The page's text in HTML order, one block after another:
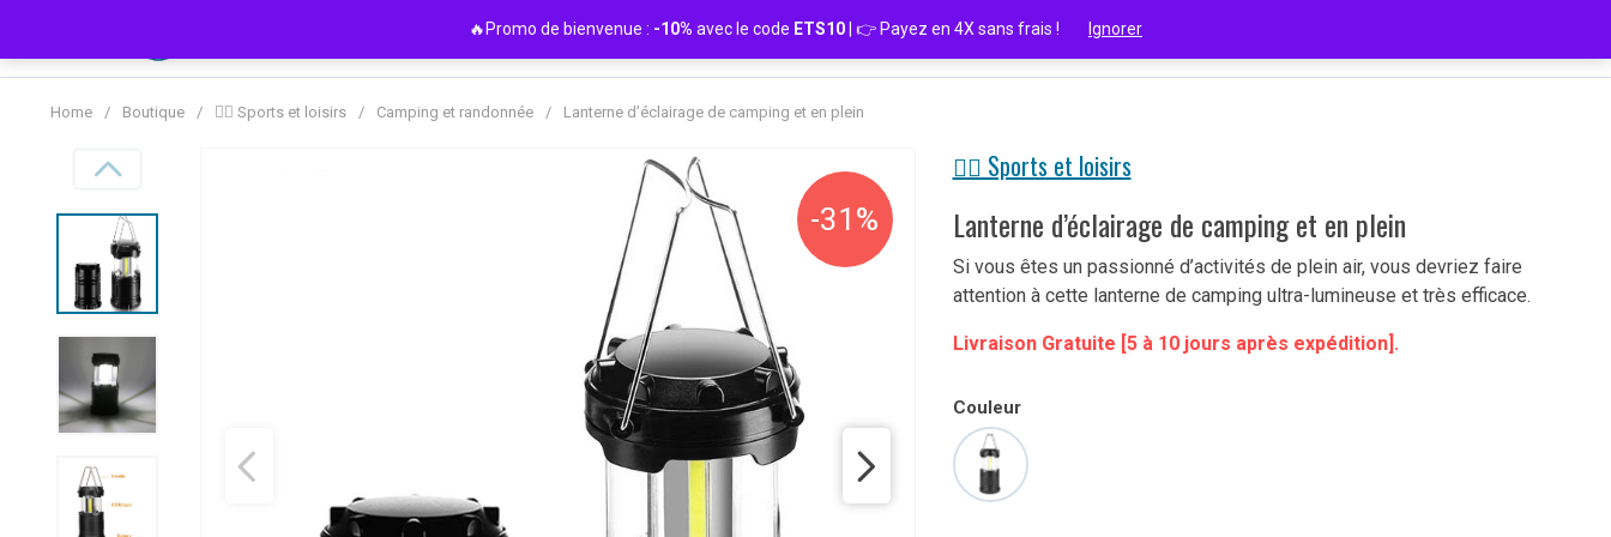
contenu
Home / Boutique / 🏋️‍♀️ Sports et loisirs / Camping et randonnée / Lanterne d’éclairage de camping et en plein
-31%
🏋️‍♀️ Sports et loisirs
Lanterne d’éclairage de camping et en plein
Si vous êtes un passionné d’activités de plein air, vous devriez faire
attention à cette lanterne de camping ultra-lumineuse et très efficace.
Livraison Gratuite [5 à 10 jours après expédition].
Couleur
🔥Promo de bienvenue : -10% avec le code ETS10 | 👉 Payez en 4X sans frais ! Ignorer